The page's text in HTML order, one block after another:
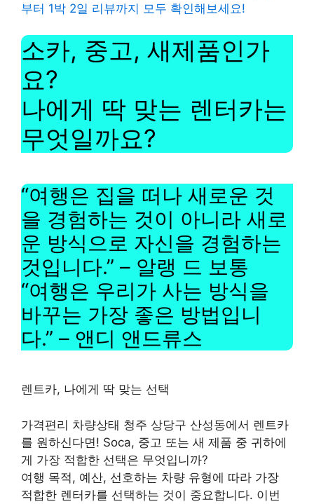
부터 1박 2일 리뷰까지 모두 확인해보세요!
소카, 중고, 새제품인가
요?
나에게 딱 맞는 렌터카는
무엇일까요?
“여행은 집을 떠나 새로운 것
을 경험하는 것이 아니라 새로
운 방식으로 자신을 경험하는
것입니다.” – 알랭 드 보통
“여행은 우리가 사는 방식을
바꾸는 가장 좋은 방법입니
다.” – 앤디 앤드류스
렌트카, 나에게 딱 맞는 선택
가격편리 차량상태 청주 상당구 산성동에서 렌트카
를 원하신다면! Soca, 중고 또는 새 제품 중 귀하에
게 가장 적합한 선택은 무엇입니까?
여행 목적, 예산, 선호하는 차량 유형에 따라 가장
적합한 렌터카를 선택하는 것이 중요합니다. 이번